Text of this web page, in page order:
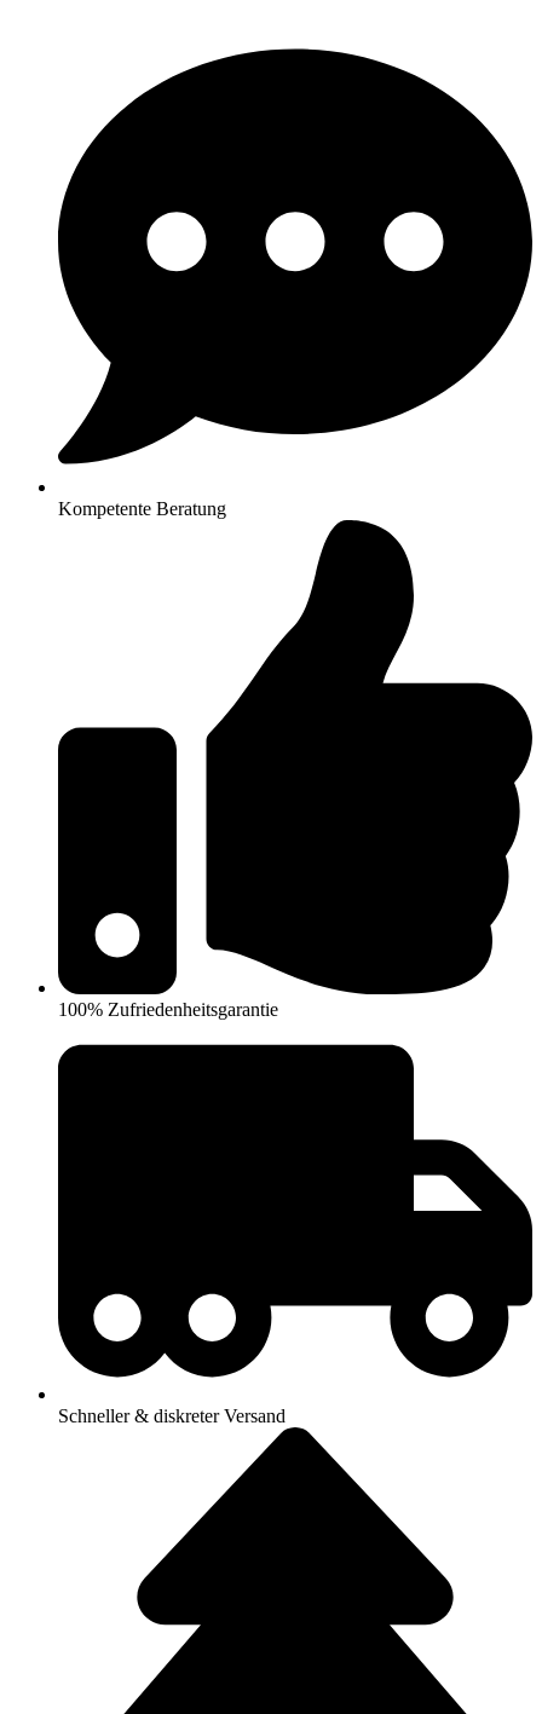
Kompetente Beratung
100% Zufriedenheitsgarantie
Schneller & diskreter Versand